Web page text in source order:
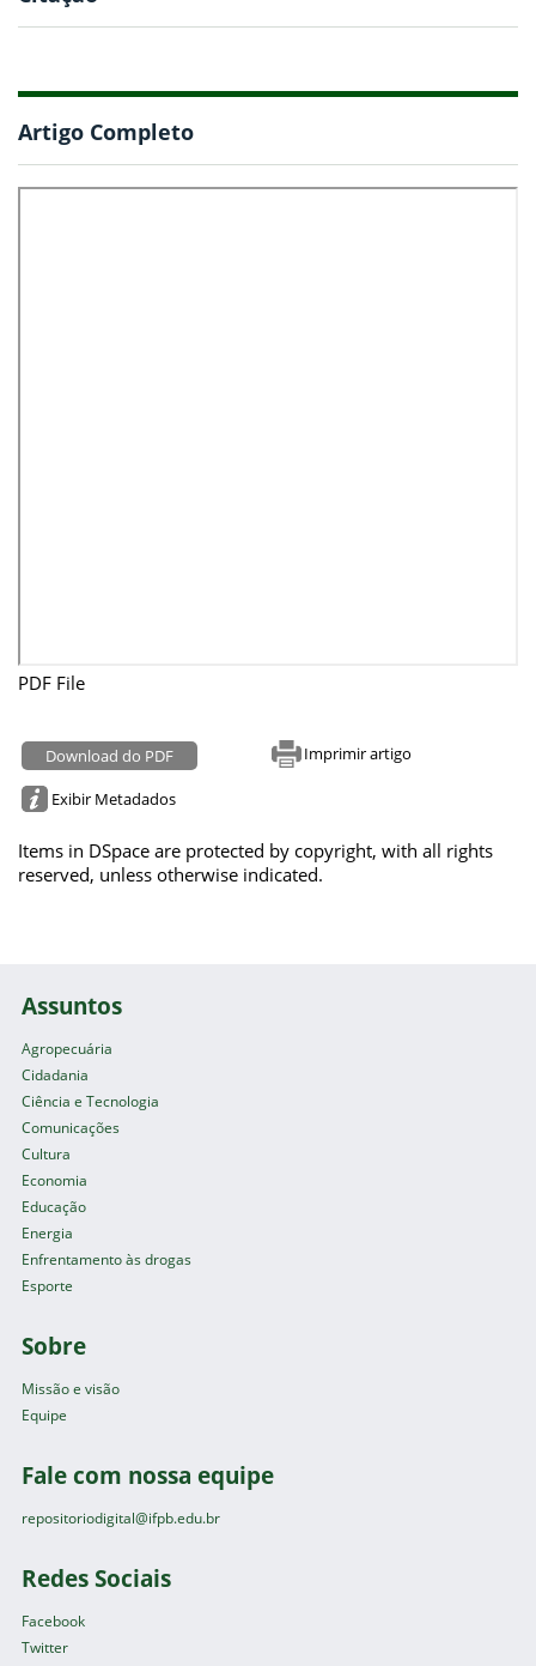
Artigo Completo
PDF File
Download do PDF Imprimir artigo
Exibir Metadados
Items in DSpace are protected by copyright, with all rights
reserved, unless otherwise indicated.
Assuntos
Agropecuária
Cidadania
Ciência e Tecnologia
Comunicações
Cultura
Economia
Educação
Energia
Enfrentamento às drogas
Esporte
Sobre
Missão e visão
Equipe
Fale com nossa equipe
repositoriodigital@ifpb.edu.br
Redes Sociais
Facebook
Twitter